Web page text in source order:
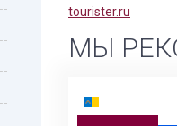
tourister.ru
МЫ
9 дней